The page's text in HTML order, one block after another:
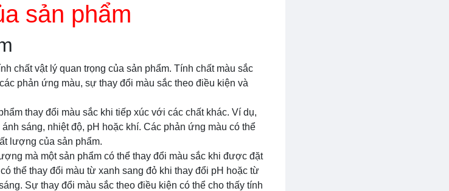
sản phẩm
chất vật lý quan trọng của sản phẩm. Tính chất màu sắc
phản ứng màu, sự thay đổi màu sắc theo điều kiện và
thay đổi màu sắc khi tiếp xúc với các chất khác. Ví dụ,
sáng, nhiệt độ, pH hoặc khí. Các phản ứng màu có thể
lượng của sản phẩm.
mà một sản phẩm có thể thay đổi màu sắc khi được đặt
thể thay đổi màu từ xanh sang đỏ khi thay đổi pH hoặc từ
Sự thay đổi màu sắc theo điều kiện có thể cho thấy tính